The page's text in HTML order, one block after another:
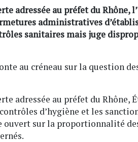
adressée au préfet du Rhône,
administratives
sanitaires mais juge
au créneau sur la question
adressée au préfet du Rhône,
d’hygiène et les
ouvert sur la proportionnalité